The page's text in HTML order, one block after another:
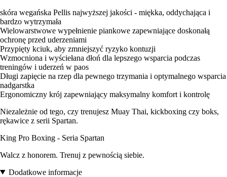
skóra wegańska Pellis najwyższej jakości - miękka, oddychająca i
bardzo wytrzymała
Wielowarstwowe wypełnienie piankowe zapewniające doskonałą
ochronę przed uderzeniami
Przypięty kciuk, aby zmniejszyć ryzyko kontuzji
Wzmocniona i wyściełana dłoń dla lepszego wsparcia podczas
treningów i uderzeń w paos
Długi zapięcie na rzep dla pewnego trzymania i optymalnego wsparcia
nadgarstka
Ergonomiczny krój zapewniający maksymalny komfort i kontrolę
Niezależnie od tego, czy trenujesz Muay Thai, kickboxing czy boks,
rękawice z serii Spartan.
King Pro Boxing - Seria Spartan
Walcz z honorem. Trenuj z pewnością siebie.
Dodatkowe informacje